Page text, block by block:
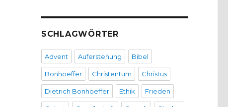
SCHLAGWÖRTER
Advent Auferstehung Bibel
Bonhoeffer Christentum Christus
Dietrich Bonhoeffer Ethik Frieden